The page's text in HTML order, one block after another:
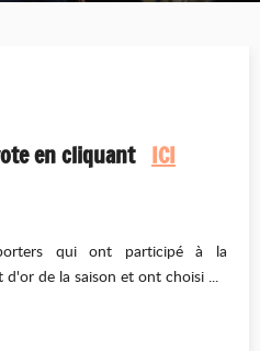
en cliquant ICI
qui ont participé à la
de la saison et ont choisi ...